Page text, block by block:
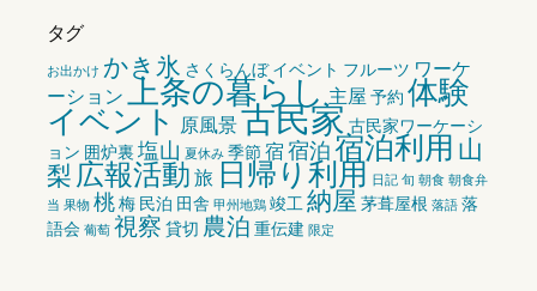
タグ
お出かけ かき氷 さくらんぼ イベント フルーツ ワーケ
ーション
上条の暮らし 主屋 予約 体験
イベント
原風景古民家 古民家ワーケーシ
ョン 囲炉裏塩山 夏休み 季節宿 宿泊宿泊利用 山
梨 広報活動 旅 日帰り利用 日記 旬 朝食 朝食弁
当 果物 桃梅 民泊 田舎 甲州地鶏 竣工 納屋 茅葺屋根 落語 落
語会 葡萄 視察 貸切 農泊 重伝建 限定